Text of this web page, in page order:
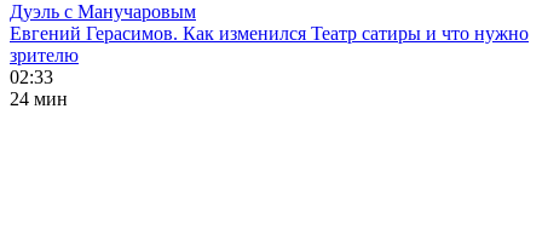
Дуэль с Манучаровым
Евгений Герасимов. Как изменился Театр сатиры и что нужно
зрителю
02:33
24 мин